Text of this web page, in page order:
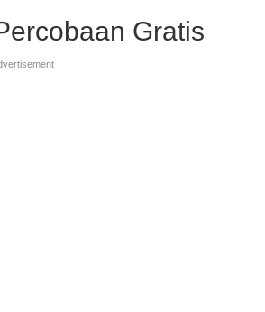
Gratis